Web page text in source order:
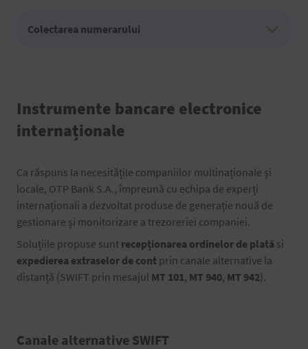
Colectarea numerarului
Instrumente bancare electronice
internaționale
Ca răspuns la necesitățile companiilor multinaționale și
locale, OTP Bank S.A., împreună cu echipa de experți
internaționali a dezvoltat produse de generație nouă de
gestionare și monitorizare a trezoreriei companiei.
Soluțiile propuse sunt recepționarea ordinelor de plată si
expedierea extraselor de cont prin canale alternative la
distanță (SWIFT prin mesajul MT 101, MT 940, MT 942).
Canale alternative SWIFT